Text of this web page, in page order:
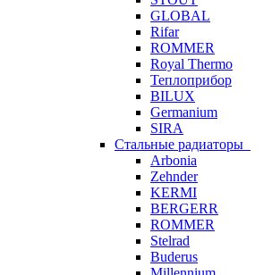
GLOBAL
Rifar
ROMMER
Royal Thermo
Теплоприбор
BILUX
Germanium
SIRA
Стальные радиаторы
Arbonia
Zehnder
KERMI
BERGERR
ROMMER
Stelrad
Buderus